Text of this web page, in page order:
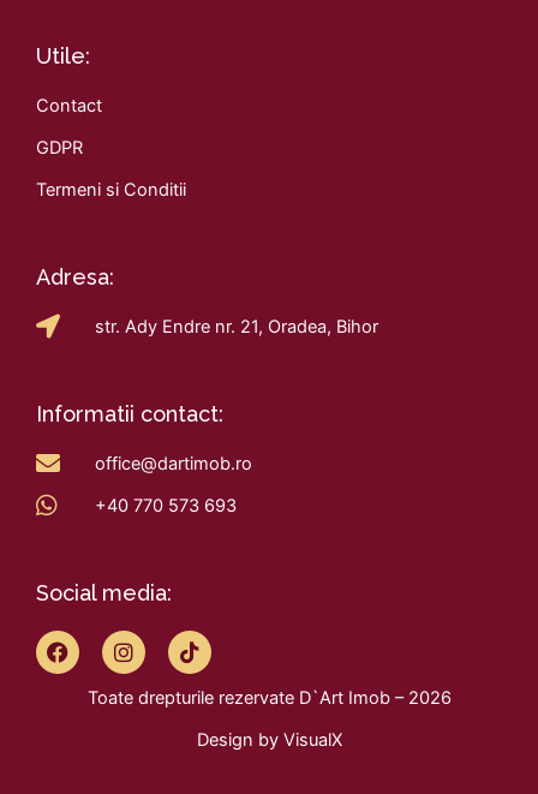
Utile:
Contact
GDPR
Termeni si Conditii
Adresa:
str. Ady Endre nr. 21, Oradea, Bihor
Informatii contact:
office@dartimob.ro
+40 770 573 693
Social media:
F
a
c
I
n
s
t
T
i
k
t
k
Toate drepturile rezervate D`Art Imob – 2026
Design by VisualX